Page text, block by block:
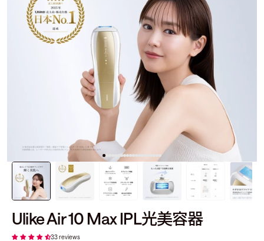
Ulike Air 10 Max IPL光美容器
33 reviews